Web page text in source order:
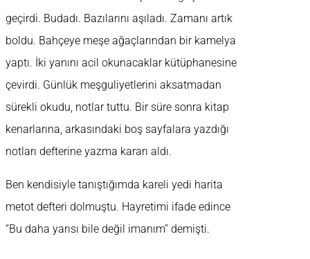
geçirdi. Budadı. Bazılarını aşıladı. Zamanı artık
boldu. Bahçeye meşe ağaçlarından bir kamelya
yaptı. İki yanını acil okunacaklar kütüphanesine
çevirdi. Günlük meşguliyetlerini aksatmadan
sürekli okudu, notlar tuttu. Bir süre sonra kitap
kenarlarına, arkasındaki boş sayfalara yazdığı
notları defterine yazma kararı aldı.
Ben kendisiyle tanıştığımda kareli yedi harita
metot defteri dolmuştu. Hayretimi ifade edince
“Bu daha yarısı bile değil imanım” demişti.